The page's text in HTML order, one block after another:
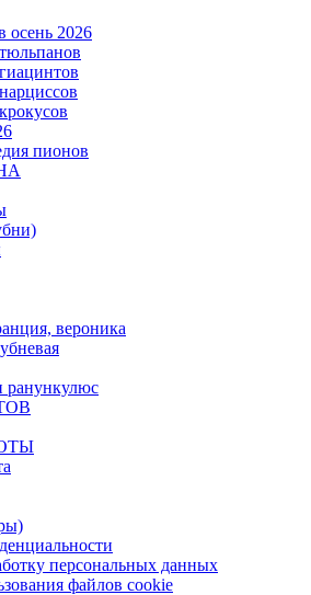
осень 2026
пионов
вероника
персональных данных
файлов сookie